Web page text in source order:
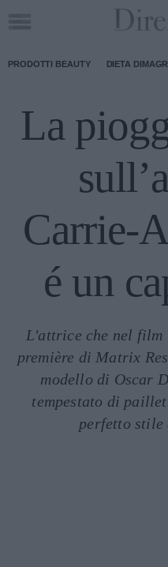
PRODOTTI BEAUTY DIETA
La
Carrie-
é un
L'attrice che nel
première di Matrix
modello di Oscar
tempestato di
perfetto stile